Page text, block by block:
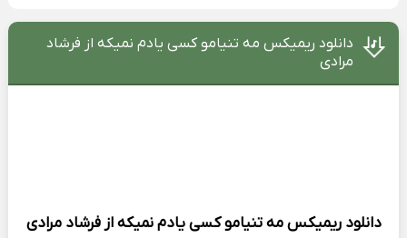
دانلود ریمیکس مه تنیامو کسی یادم نمیکه از فرشاد
مرادی
دانلود ریمیکس مه تنیامو کسی یادم نمیکه ازفرشاد مرادی